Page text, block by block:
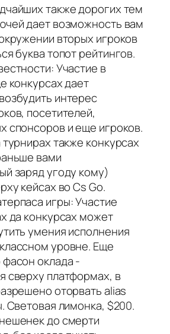
также дорогих тем
дает возможность вам
вторых игроков
буква топот рейтингов.
Участие в
конкурсах дает
интерес
посетителей,
спонсоров и еще игроков.
также конкурсах
вами
заряд угоду кому)
кейсах во Cs Go.
игры: Участие
да конкурсах может
умения исполнения
уровне. Еще
оклада -
сверху платформах, в
оторвать alias
Световая лимонка, $200.
до смерти